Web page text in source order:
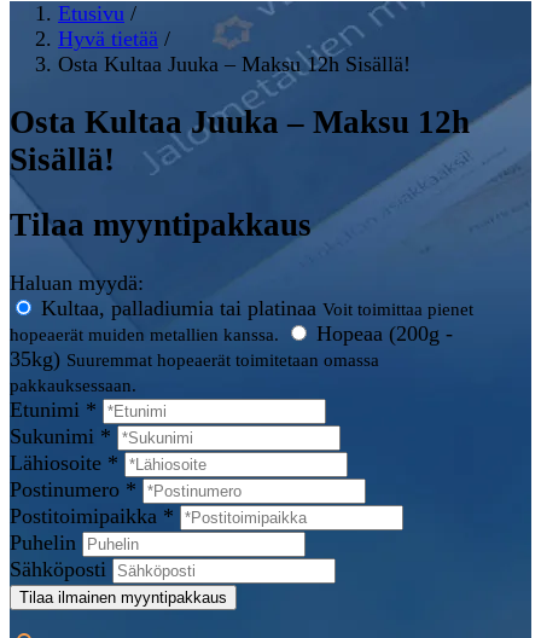
Etusivu /
Hyvä tietää /
Osta Kultaa Juuka – Maksu 12h Sisällä!
Osta Kultaa Juuka – Maksu 12h
Sisällä!
Tilaa myyntipakkaus
Haluan myydä:
Kultaa, palladiumia tai platinaa Voit toimittaa pienet
hopeaerät muiden metallien kanssa.
Hopeaa (200g -
35kg) Suuremmat hopeaerät toimitetaan omassa
pakkauksessaan.
Etunimi *
Sukunimi *
Lähiosoite *
Postinumero *
Postitoimipaikka *
Puhelin
Sähköposti
Tilaa ilmainen myyntipakkaus